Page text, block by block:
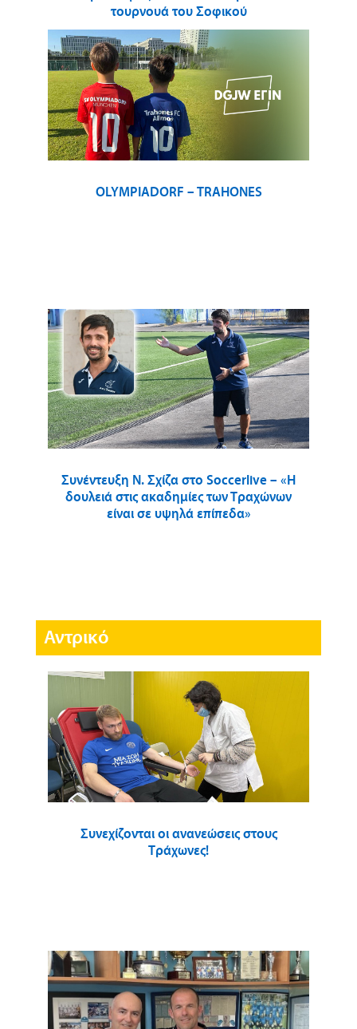
τουρνουά του Σοφικού
OLYMPIADORF – TRAHONES
Συνέντευξη Ν. Σχίζα στο Soccerlive – «Η
δουλειά στις ακαδημίες των Τραχώνων
είναι σε υψηλά επίπεδα»
Αντρικό
Συνεχίζονται οι ανανεώσεις στους
Τράχωνες!